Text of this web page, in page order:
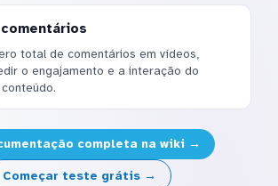
total de comentários em vídeos,
o engajamento e a interação do
completa na wiki →
Começar teste grátis →